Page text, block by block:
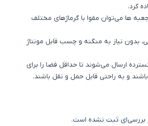
کرد.
ها می‌توان مقوا با گرماژهای مختلف
بدون نیاز به منگنه و چسب قابل مونتاژ
ارسال می‌شوند تا حداقل فضا را برای
باشند و به راحتی قابل حمل و نقل باشند.
بررسی‌ای ثبت نشده است.